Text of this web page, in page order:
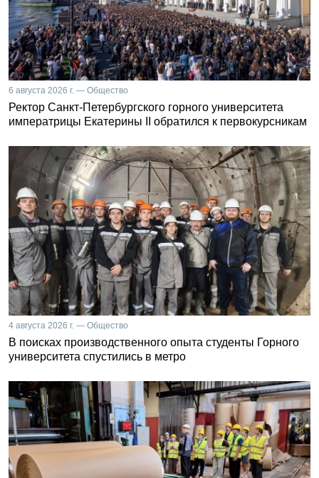
6 августа 2026 г. — Общество
Ректор Санкт-Петербургского горного университета
императрицы Екатерины II обратился к первокурсникам
4 августа 2026 г. — Общество
В поисках производственного опыта студенты Горного
университета спустились в метро